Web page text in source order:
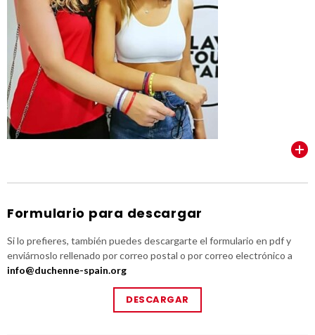
Formulario para descargar
Si lo prefieres, también puedes descargarte el formulario en pdf y
enviárnoslo rellenado por correo postal o por correo electrónico a
info@duchenne-spain.org
DESCARGAR